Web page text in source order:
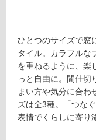
可
フ
ロ
ひとつのサイズで窓
タイル。カラフルな
を重ねるように、楽
っと自由に。間仕切
まい方や気分に合わ
ズは全3種。「つな
表情でくらしに寄り